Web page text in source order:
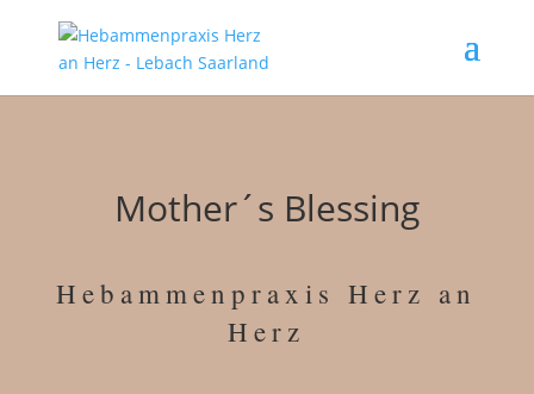
Mother´s Blessing
Hebammenpraxis Herz an
Herz